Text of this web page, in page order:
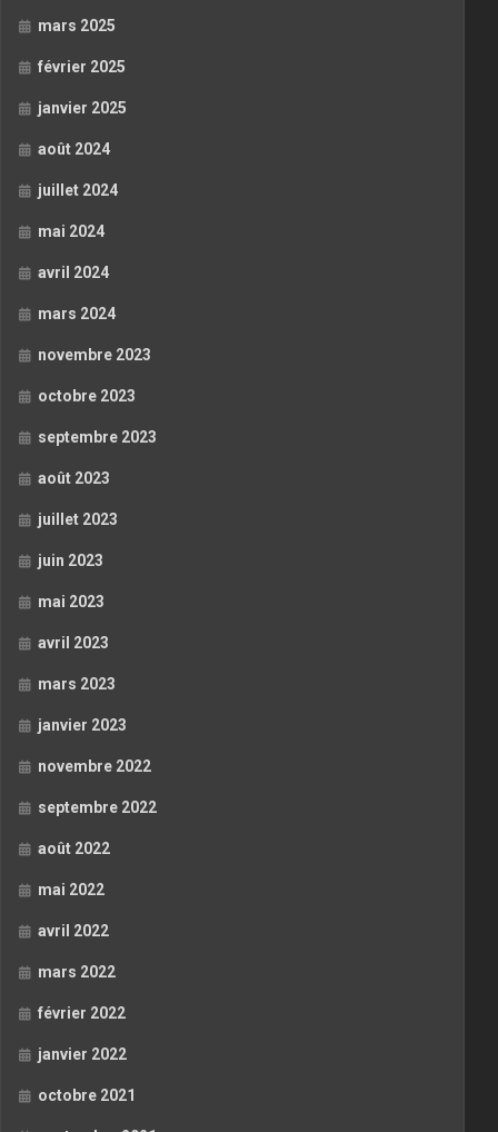
mars 2025
février 2025
janvier 2025
août 2024
juillet 2024
mai 2024
avril 2024
mars 2024
novembre 2023
octobre 2023
septembre 2023
août 2023
juillet 2023
juin 2023
mai 2023
avril 2023
mars 2023
janvier 2023
novembre 2022
septembre 2022
août 2022
mai 2022
avril 2022
mars 2022
février 2022
janvier 2022
octobre 2021